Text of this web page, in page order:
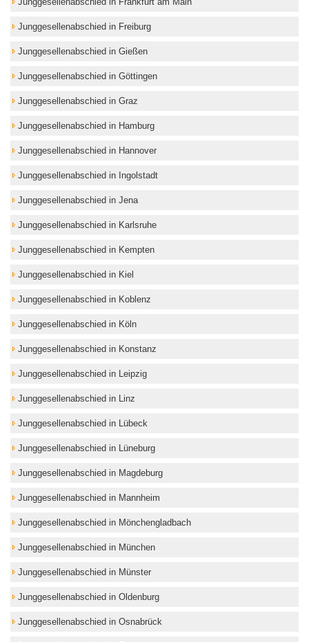
Junggesellenabschied in Freiburg
Junggesellenabschied in Gießen
Junggesellenabschied in Göttingen
Junggesellenabschied in Graz
Junggesellenabschied in Hamburg
Junggesellenabschied in Hannover
Junggesellenabschied in Ingolstadt
Junggesellenabschied in Jena
Junggesellenabschied in Karlsruhe
Junggesellenabschied in Kempten
Junggesellenabschied in Kiel
Junggesellenabschied in Koblenz
Junggesellenabschied in Köln
Junggesellenabschied in Konstanz
Junggesellenabschied in Leipzig
Junggesellenabschied in Linz
Junggesellenabschied in Lübeck
Junggesellenabschied in Lüneburg
Junggesellenabschied in Magdeburg
Junggesellenabschied in Mannheim
Junggesellenabschied in Mönchengladbach
Junggesellenabschied in München
Junggesellenabschied in Münster
Junggesellenabschied in Oldenburg
Junggesellenabschied in Osnabrück